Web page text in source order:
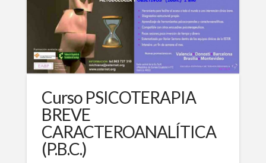
Curso PSICOTERAPIA
BREVE
CARACTEROANALÍTICA
(P.B.C.)